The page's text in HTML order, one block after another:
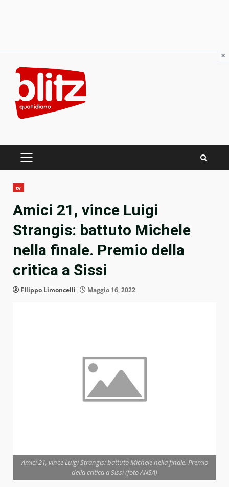
content
PRIMARY
tv
Amici 21, vince Luigi
Strangis: battuto Michele
nella finale. Premio della
critica a Sissi
FIlippo Limoncelli Maggio 16, 2022
Amici 21, vince Luigi Strangis: battuto Michele nella finale. Premio
della critica a Sissi (foto ANSA)
×